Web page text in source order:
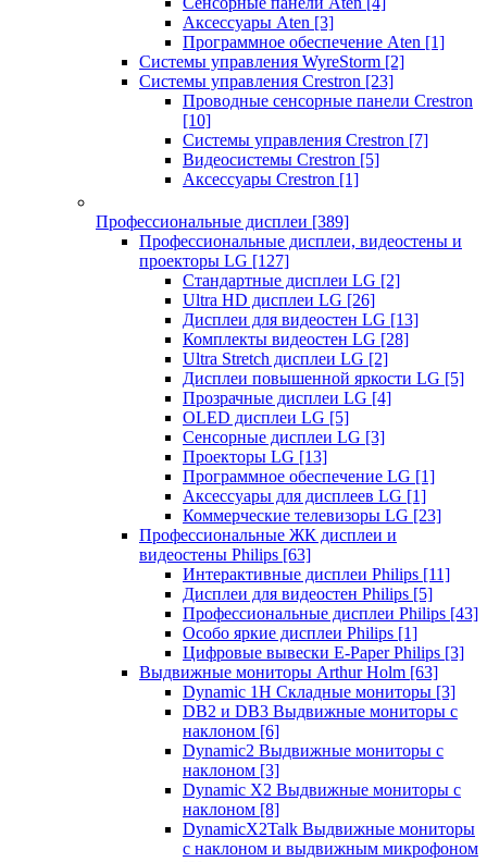
Аксессуары Aten [3]
Программное обеспечение Aten [1]
Системы управления WyreStorm [2]
Системы управления Crestron [23]
Проводные сенсорные панели Crestron
[10]
Системы управления Crestron [7]
Видеосистемы Crestron [5]
Аксессуары Crestron [1]
Профессиональные дисплеи [389]
Профессиональные дисплеи, видеостены и
проекторы LG [127]
Стандартные дисплеи LG [2]
Ultra HD дисплеи LG [26]
Дисплеи для видеостен LG [13]
Комплекты видеостен LG [28]
Ultra Stretch дисплеи LG [2]
Дисплеи повышенной яркости LG [5]
Прозрачные дисплеи LG [4]
OLED дисплеи LG [5]
Сенсорные дисплеи LG [3]
Проекторы LG [13]
Программное обеспечение LG [1]
Аксессуары для дисплеев LG [1]
Коммерческие телевизоры LG [23]
Профессиональные ЖК дисплеи и
видеостены Philips [63]
Интерактивные дисплеи Philips [11]
Дисплеи для видеостен Philips [5]
Профессиональные дисплеи Philips [43]
Особо яркие дисплеи Philips [1]
Цифровые вывески E-Paper Philips [3]
Выдвижные мониторы Arthur Holm [63]
Dynamic 1Н Складные мониторы [3]
DB2 и DB3 Выдвижные мониторы с
наклоном [6]
Dynamic2 Выдвижные мониторы с
наклоном [3]
Dynamic X2 Выдвижные мониторы с
наклоном [8]
DynamicX2Talk Выдвижные мониторы
с наклоном и выдвижным микрофоном